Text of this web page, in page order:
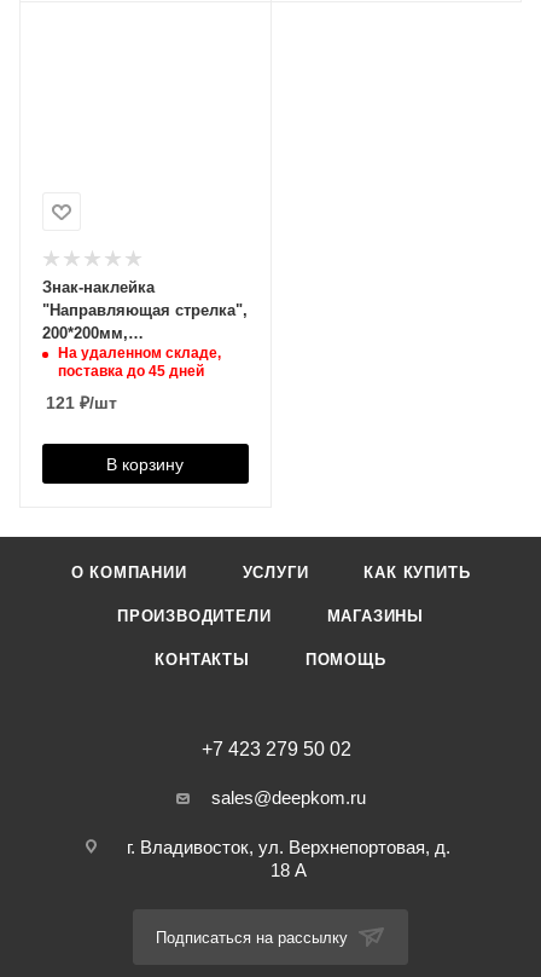
Знак-наклейка
"Направляющая стрелка",
200*200мм,
фотолюминесцентный,
610578
На удаленном складе,
поставка до 45 дней
121 ₽/шт
В корзину
О КОМПАНИИ УСЛУГИ КАК КУПИТЬ
ПРОИЗВОДИТЕЛИ МАГАЗИНЫ
КОНТАКТЫ ПОМОЩЬ
+7 423 279 50 02
sales@deepkom.ru
г. Владивосток, ул. Верхнепортовая, д.
18 А
Подписаться на рассылку